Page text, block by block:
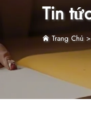
Tin
Trang Chủ >